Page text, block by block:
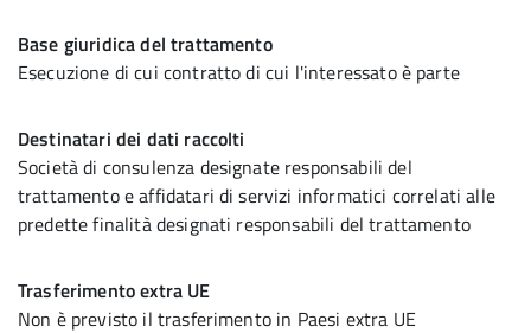
Base giuridica del trattamento
Esecuzione di cui contratto di cui l'interessato è parte
Destinatari dei dati raccolti
Società di consulenza designate responsabili del
trattamento e affidatari di servizi informatici correlati alle
predette finalità designati responsabili del trattamento
Trasferimento extra UE
Non è previsto il trasferimento in Paesi extra UE